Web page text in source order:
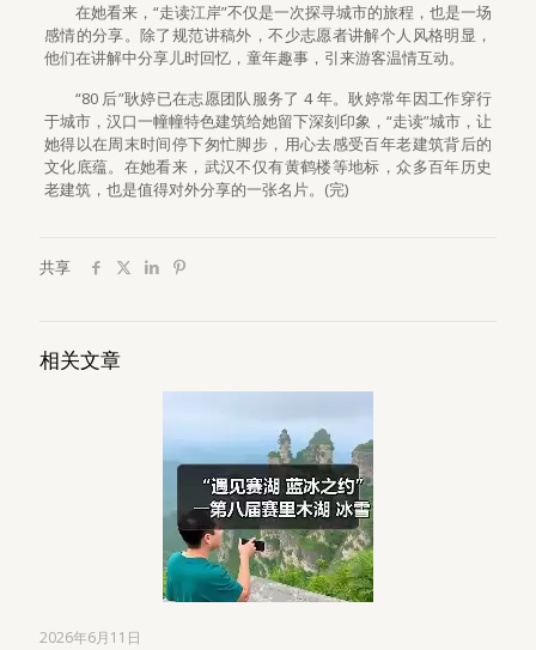
在她看来，“走读江岸”不仅是一次探寻城市的旅程，也是一场
感情的分享。除了规范讲稿外，不少志愿者讲解个人风格明显，
他们在讲解中分享儿时回忆，童年趣事，引来游客温情互动。
“80 后”耿婷已在志愿团队服务了 4 年。耿婷常年因工作穿行
于城市，汉口一幢幢特色建筑给她留下深刻印象，“走读”城市，让
她得以在周末时间停下匆忙脚步，用心去感受百年老建筑背后的
文化底蕴。在她看来，武汉不仅有黄鹤楼等地标，众多百年历史
老建筑，也是值得对外分享的一张名片。(完)
共享
相关文章
2026年6月11日